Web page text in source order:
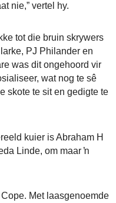
nie,” vertel hy.
tot die bruin skrywers
PJ Philander en
was dit ongehoord vir
wat nog te sê
skote te sit en gedigte te
kuier is Abraham H
Linde, om maar ŉ
Met laasgenoemde